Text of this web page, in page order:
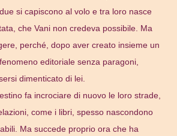
si capiscono al volo e tra loro nasce
che Vani non credeva possibile. Ma
perché, dopo aver creato insieme un
editoriale senza paragoni,
dimenticato di lei.
fa incrociare di nuovo le loro strade,
come i libri, spesso nascondono
Ma succede proprio ora che ha